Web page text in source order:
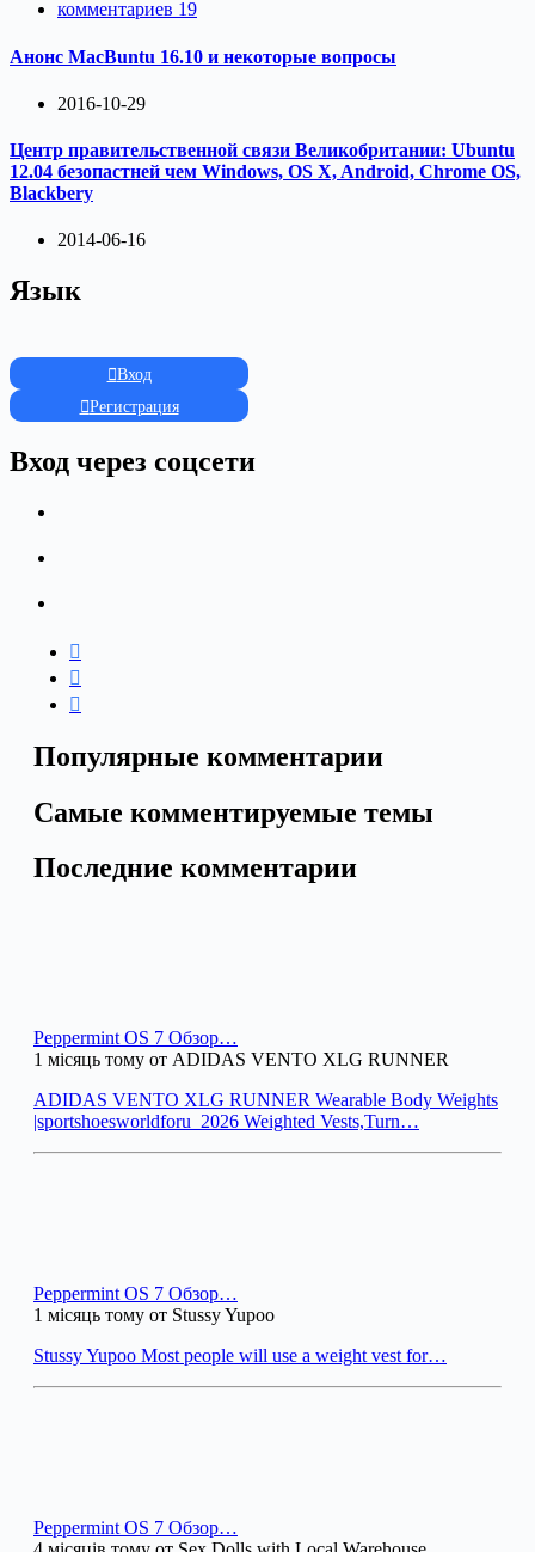
комментариев 19
Анонс MacBuntu 16.10 и некоторые вопросы
2016-10-29
Центр правительственной связи Великобритании: Ubuntu
12.04 безопастней чем Windows, OS X, Android, Chrome OS,
Blackbery
2014-06-16
Язык
Вход
Регистрация
Вход через соцсети
Популярные комментарии
Самые комментируемые темы
Последние комментарии
Peppermint OS 7 Обзор…
1 місяць тому от ADIDAS VENTO XLG RUNNER
ADIDAS VENTO XLG RUNNER Wearable Body Weights
|sportshoesworldforu_2026 Weighted Vests,Turn…
Peppermint OS 7 Обзор…
1 місяць тому от Stussy Yupoo
Stussy Yupoo Most people will use a weight vest for…
Peppermint OS 7 Обзор…